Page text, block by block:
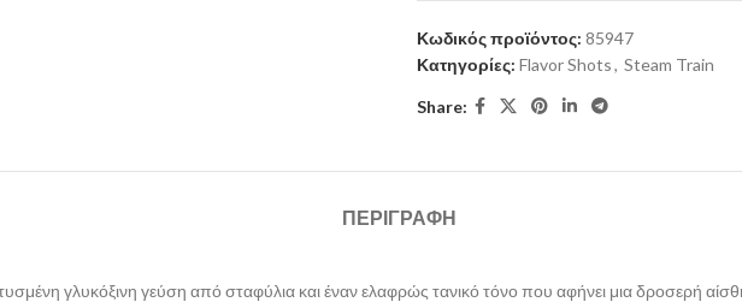
Κωδικός προϊόντος: 85947
Κατηγορίες: Flavor Shots, Steam Train
Share:
ΠΕΡΙΓΡΑΦΉ
γλυκόξινη γεύση από σταφύλια και έναν ελαφρώς τανικό τόνο που αφήνει μια δροσερή